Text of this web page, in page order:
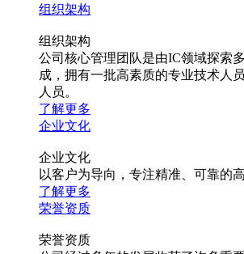
组织架构
组织架构
公司核心管理团队是由IC领域探索
成，拥有一批高素质的专业技术人
人员。
了解更多
企业文化
企业文化
以客户为导向，专注精准、可靠的
了解更多
荣誉资质
荣誉资质